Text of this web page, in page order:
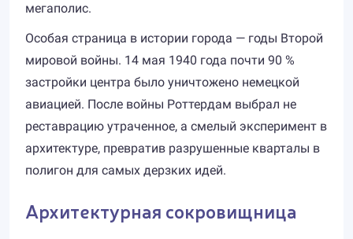
мегаполис.
Особая страница в истории города — годы Второй
мировой войны. 14 мая 1940 года почти 90 %
застройки центра было уничтожено немецкой
авиацией. После войны Роттердам выбрал не
реставрацию утраченное, а смелый эксперимент в
архитектуре, превратив разрушенные кварталы в
полигон для самых дерзких идей.
Архитектурная сокровищница